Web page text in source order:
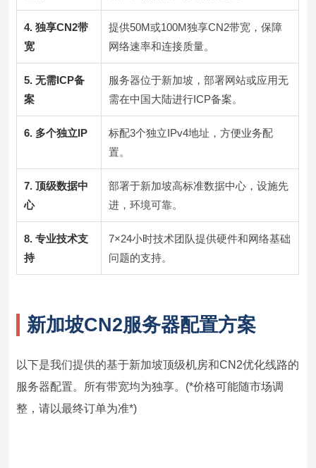
4. 独享CN2带
宽
提供50M或100M独享CN2带宽，保障
网络速率和连接质量。
5. 无需ICP备
案
服务器位于新加坡，部署网站或应用无
需在中国大陆进行ICP备案。
6. 多个独立IP
标配3个独立IPv4地址，方便业务配
置。
7. 顶级数据中
心
部署于新加坡高标准数据中心，设施先
进，环境可靠。
8. 专业技术支
持
7×24小时技术团队提供硬件和网络基础
问题的支持。
新加坡CN2服务器配置方案
以下是我们提供的基于新加坡顶级机房和CN2优化线路的
服务器配置。所有带宽均为独享。(*价格可能随市场调
整，请以最终订单为准*)